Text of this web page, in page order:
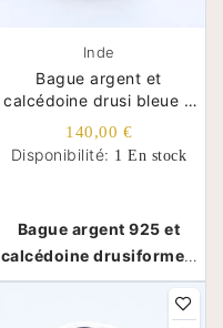
Inde
Bague argent et
calcédoine drusi bleue T
59 réglable
140,00 €
Disponibilité: 1 En stock
Bague argent 925 et
calcédoine drusiforme -
Inde